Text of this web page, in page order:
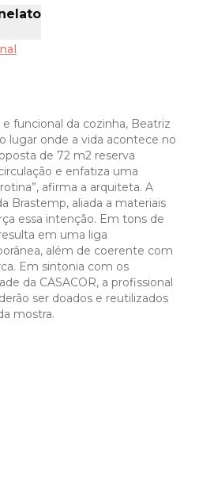
funcional da cozinha, Beatriz
lugar onde a vida acontece no
de 72 m2 reserva
e enfatiza uma
afirma a arquiteta. A
Brastemp, aliada a materiais
essa intenção. Em tons de
em uma liga
além de coerente com
Em sintonia com os
da CASACOR, a profissional
ser doados e reutilizados
mostra.